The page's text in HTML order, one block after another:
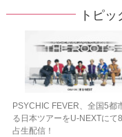
トピ
PSYCHIC FEVER、全国5都
る日本ツアーをU‐NEXTにて
占生配信！